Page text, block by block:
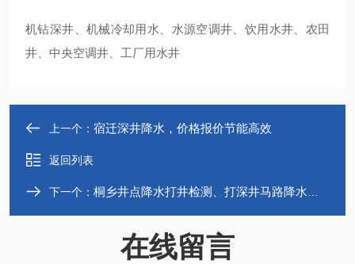
机钻深井、机械冷却用水、水源空调井、饮用水井、农田
井、中央空调井、工厂用水井
上一个： 宿迁深井降水，价格报价节能高效
返回列表
下一个： 桐乡井点降水打井检测、打深井马路降水方案
在线留言